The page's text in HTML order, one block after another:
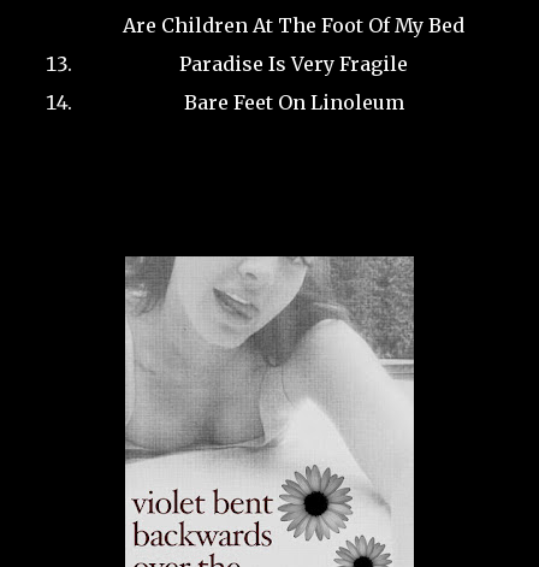
Are Children At The Foot Of My Bed
Paradise Is Very Fragile
Bare Feet On Linoleum